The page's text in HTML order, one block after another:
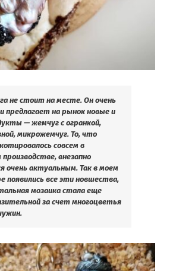
не стоит на месте. Он очень
предлагает на рынок новые и
— жемчуг с огранкой,
микрожемчуг. То, что
совсем в
внезапно
очень актуальным. Так в моем
появились все эти новшества,
мозаика стала еще
за счет многоцветья